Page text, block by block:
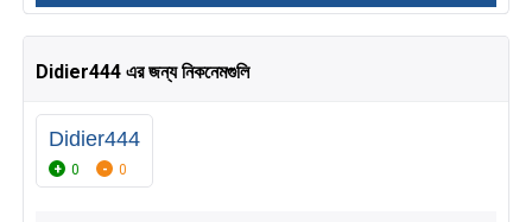
Didier444 এর জন্য নিকনেমগুলি
Didier444
0 0